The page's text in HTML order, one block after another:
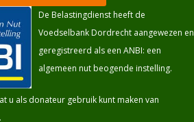
De Belastingdienst heeft de
Voedselbank Dordrecht aangewezen en
geregistreerd als een ANBI: een
algemeen nut beogende instelling.
u als donateur gebruik kunt maken van